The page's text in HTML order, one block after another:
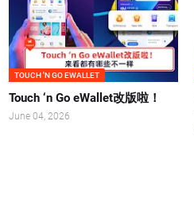
TOUCH 'N GO EWALLET
Touch ‘n Go eWallet改版啦！
June 04, 2026